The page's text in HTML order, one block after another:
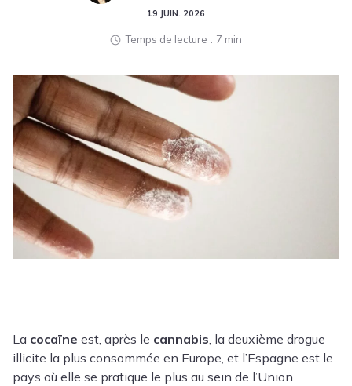
19 JUIN. 2026
Temps de lecture 7 min
La cocaïne est, après le cannabis , la deuxième drogue
illicite la plus consommée en Europe, et l’Espagne est le
pays où elle se pratique le plus au sein de l’Union